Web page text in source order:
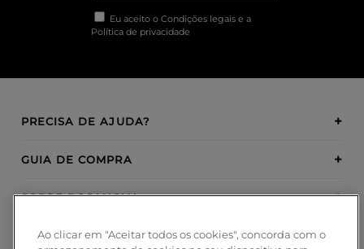
Eu aceito o Condições legais e a
Política de privacidade
PRECISA DE AJUDA?
GUIA DE COMPRA
SOBRE BOSANOVA
INSPIRATION
Ao clicar em "Aceitar todos os cookies", concorda com o